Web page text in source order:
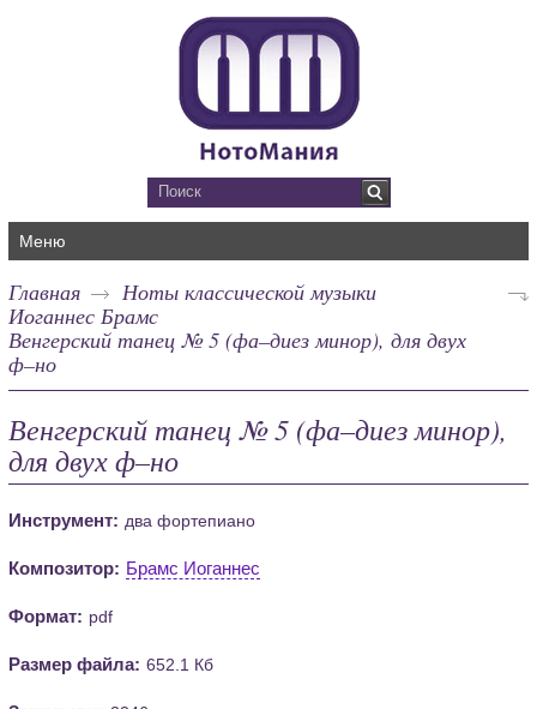
Меню
Главная
Ноты классической музыки
Иоганнес Брамс
Венгерский танец № 5 (фа–диез минор), для двух
ф–но
Венгерский танец № 5 (фа–диез минор),
для двух ф–но
Инструмент: два фортепиано
Композитор: Брамс Иоганнес
Формат: pdf
Размер файла: 652.1 Кб